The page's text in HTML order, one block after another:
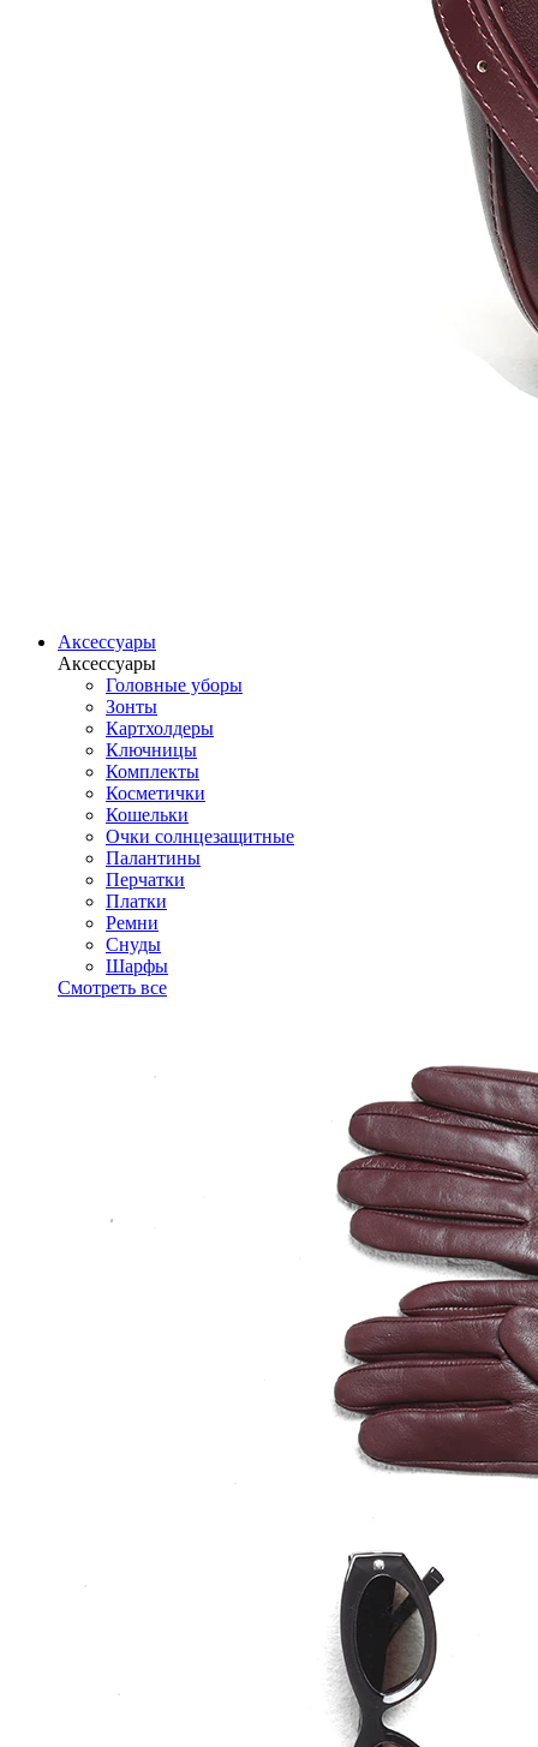
Аксессуары
Аксессуары
Головные уборы
Зонты
Картхолдеры
Ключницы
Комплекты
Косметички
Кошельки
Очки солнцезащитные
Палантины
Перчатки
Платки
Ремни
Снуды
Шарфы
Смотреть все